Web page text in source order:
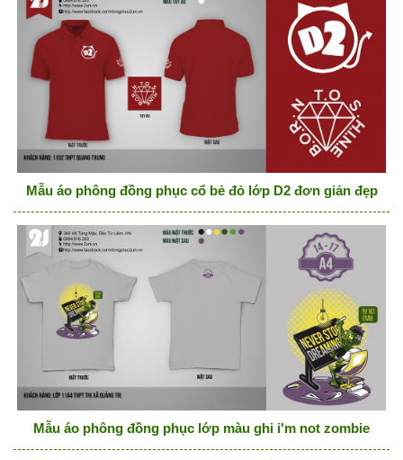
Mẫu áo phông đồng phục cổ bẻ đỏ lớp D2 đơn giản đẹp
Mẫu áo phông đồng phục lớp màu ghi i'm not zombie